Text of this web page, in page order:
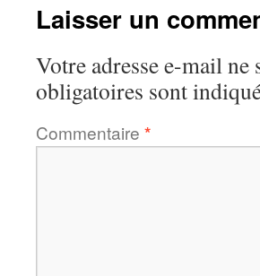
Laisser un
Votre adresse e-mail ne
obligatoires sont
Commentaire *